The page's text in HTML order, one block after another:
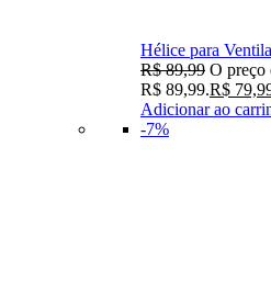
Hélice para
R$89,99 O preço
R$ 89,99.R$
Adicionar ao
-7%